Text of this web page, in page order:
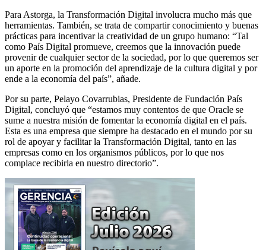
Para Astorga, la Transformación Digital involucra mucho más que
herramientas. También, se trata de compartir conocimiento y buenas
prácticas para incentivar la creatividad de un grupo humano: “Tal
como País Digital promueve, creemos que la innovación puede
provenir de cualquier sector de la sociedad, por lo que queremos ser
un aporte en la promoción del aprendizaje de la cultura digital y por
ende a la economía del país”, añade.
Por su parte, Pelayo Covarrubias, Presidente de Fundación País
Digital, concluyó que “estamos muy contentos de que Oracle se
sume a nuestra misión de fomentar la economía digital en el país.
Esta es una empresa que siempre ha destacado en el mundo por su
rol de apoyar y facilitar la Transformación Digital, tanto en las
empresas como en los organismos públicos, por lo que nos
complace recibirla en nuestro directorio”.